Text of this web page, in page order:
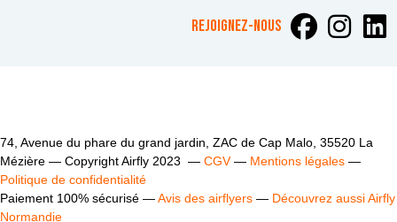
rejoignez-nous
74, Avenue du phare du grand jardin, ZAC de Cap Malo, 35520 La
Mézière — Copyright Airfly 2023 — CGV— Mentions légales —
Politique de confidentialité
Paiement 100% sécurisé —Avis des airflyers — Découvrez aussi Airfly
Normandie